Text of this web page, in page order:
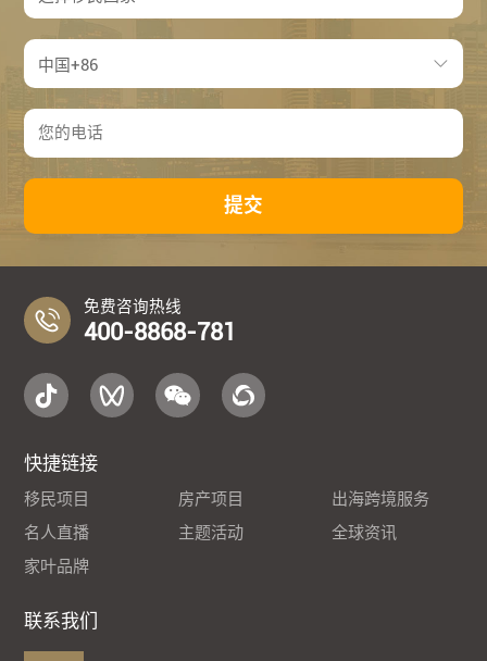
提交
免费咨询热线
400-8868-781
快捷链接
移民项目 房产项目
出海跨境服务
名人直播
主题活动
全球资讯
家叶品牌
联系我们